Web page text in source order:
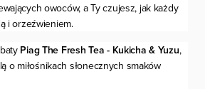
owoców, a Ty czujesz, jak każdy
i orzeźwieniem.
Piag The Fresh Tea - Kukicha & Yuzu,
o miłośnikach słonecznych smaków